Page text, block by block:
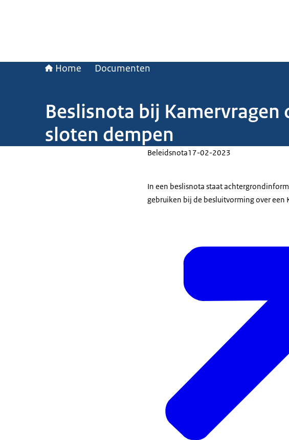
Home Documenten
Beslisnota bij
sloten dempen
Beleidsnota17-02-2023
In een beslisnota staat
gebruiken bij de besluitvorming over een